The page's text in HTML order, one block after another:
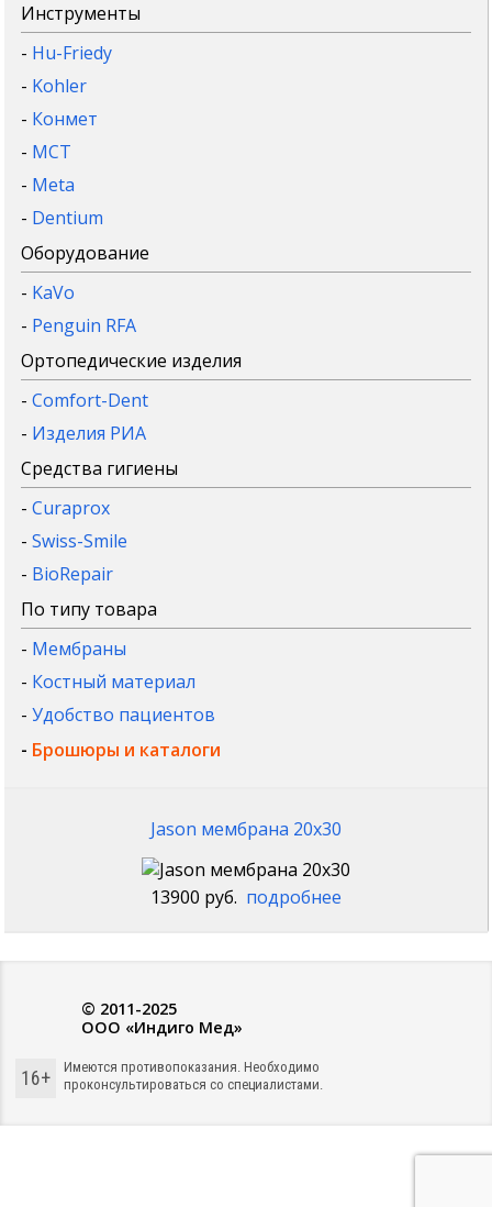
Инструменты
- Hu-Friedy
- Kohler
- Конмет
- MCT
- Meta
- Dentium
Оборудование
- KaVo
- Penguin RFA
Ортопедические изделия
-Comfort-Dent
- Изделия РИА
Средства гигиены
-Curaprox
-Swiss-Smile
- BioRepair
По типу товара
- Мембраны
- Костный материал
-Удобство пациентов
- Брошюры и каталоги
Jason мембрана 20x30
13900 руб. подробнее
© 2011-2025
ООО «Индиго Мед»
16+
Имеются противопоказания. Необходимо
проконсультироваться со специалистами.